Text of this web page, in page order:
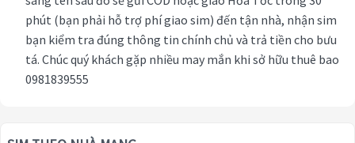
phút (bạn phải hỗ trợ phí giao sim) đến tận nhà, nhận sim
bạn kiểm tra đúng thông tin chính chủ và trả tiền cho bưu
tá. Chúc quý khách gặp nhiều may mắn khi sở hữu thuê bao
0981839555